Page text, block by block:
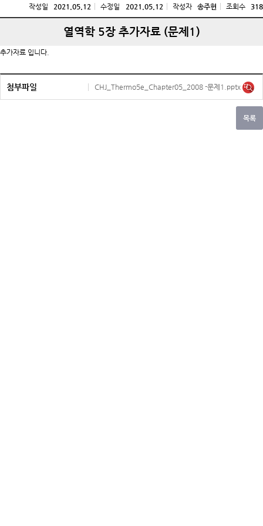
작성일 2021.05.12 수정일 2021.05.12 작성자 송주헌 조회수 318
열역학 5장 추가자료 (문제1)
추가자료 입니다.
첨부파일 CHJ_Thermo5e_Chapter05_2008 -문제1.pptx